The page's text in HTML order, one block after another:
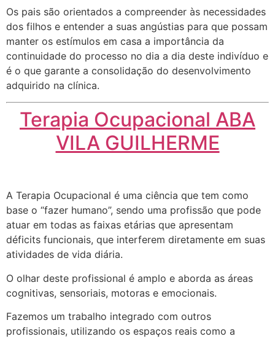
Os pais são orientados a compreender às necessidades
dos filhos e entender a suas angústias para que possam
manter os estímulos em casa a importância da
continuidade do processo no dia a dia deste indivíduo e
é o que garante a consolidação do desenvolvimento
adquirido na clínica.
Terapia Ocupacional ABA
VILA GUILHERME
A Terapia Ocupacional é uma ciência que tem como
base o “fazer humano”, sendo uma profissão que pode
atuar em todas as faixas etárias que apresentam
déficits funcionais, que interferem diretamente em suas
atividades de vida diária.
O olhar deste profissional é amplo e aborda as áreas
cognitivas, sensoriais, motoras e emocionais.
Fazemos um trabalho integrado com outros
profissionais, utilizando os espaços reais como a